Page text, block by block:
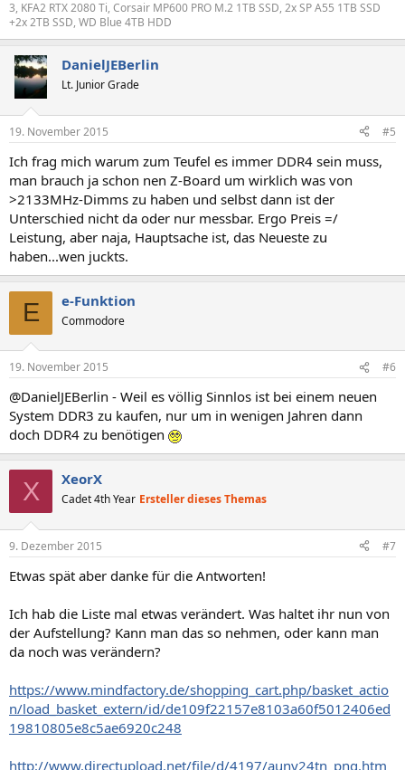
3, KFA2 RTX 2080 Ti, Corsair MP600 PRO M.2 1TB SSD, 2x SP A55 1TB SSD
+2x 2TB SSD, WD Blue 4TB HDD
DanielJEBerlin
Lt. Junior Grade
19. November 2015 #5
Ich frag mich warum zum Teufel es immer DDR4 sein muss,
man brauch ja schon nen Z-Board um wirklich was von
>2133MHz-Dimms zu haben und selbst dann ist der
Unterschied nicht da oder nur messbar. Ergo Preis =/
Leistung, aber naja, Hauptsache ist, das Neueste zu
haben...wen juckts.
E e-Funktion
Commodore
19. November 2015 #6
@DanielJEBerlin - Weil es völlig Sinnlos ist bei einem neuen
System DDR3 zu kaufen, nur um in wenigen Jahren dann
doch DDR4 zu benötigen
X XeorX
Cadet 4th Year Ersteller dieses Themas
9. Dezember 2015 #7
Etwas spät aber danke für die Antworten!
Ich hab die Liste mal etwas verändert. Was haltet ihr nun von
der Aufstellung? Kann man das so nehmen, oder kann man
da noch was verändern?
https://www.mindfactory.de/shopping_cart.php/basket_actio
n/load_basket_extern/id/de109f22157e8103a60f5012406ed
19810805e8c5ae6920c248
http://www.directupload.net/file/d/4197/auny24tn_png.htm